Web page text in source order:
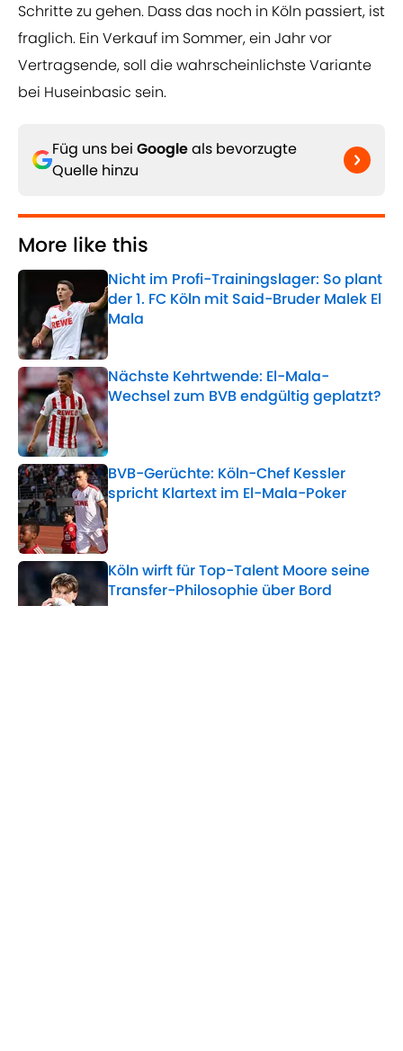
Schritte zu gehen. Dass das noch in Köln passiert, ist
fraglich. Ein Verkauf im Sommer, ein Jahr vor
Vertragsende, soll die wahrscheinlichste Variante
bei Huseinbasic sein.
Füg uns bei Googleals bevorzugte
Quelle hinzu
More like this
Nicht im Profi-Trainingslager: So plant
der 1. FC Köln mit Said-Bruder Malek El
Mala
Published by on Invalid Date
Nächste Kehrtwende: El-Mala-
Wechsel zum BVB endgültig geplatzt?
Published by on Invalid Date
BVB-Gerüchte: Köln-Chef Kessler
spricht Klartext im El-Mala-Poker
Published by on Invalid Date
Köln wirft für Top-Talent Moore seine
Transfer-Philosophie über Bord
Published by on Invalid Date